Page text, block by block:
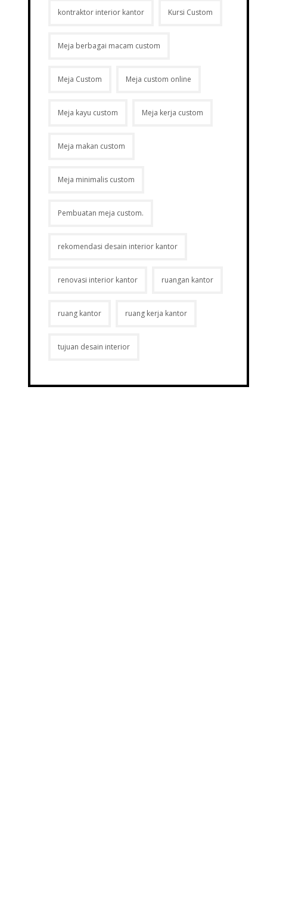
kontraktor interior kantor Kursi Custom
Meja berbagai macam custom
Meja Custom Meja custom online
Meja kayu custom Meja kerja custom
Meja makan custom
Meja minimalis custom
Pembuatan meja custom.
rekomendasi desain interior kantor
renovasi interior kantor ruangan kantor
ruang kantor ruang kerja kantor
tujuan desain interior